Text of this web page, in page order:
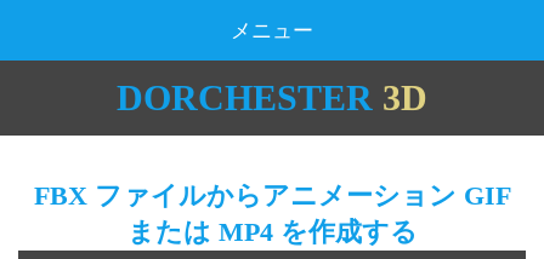
メニュー
DORCHESTER 3D
FBX ファイルからアニメーション GIF
または MP4 を作成する